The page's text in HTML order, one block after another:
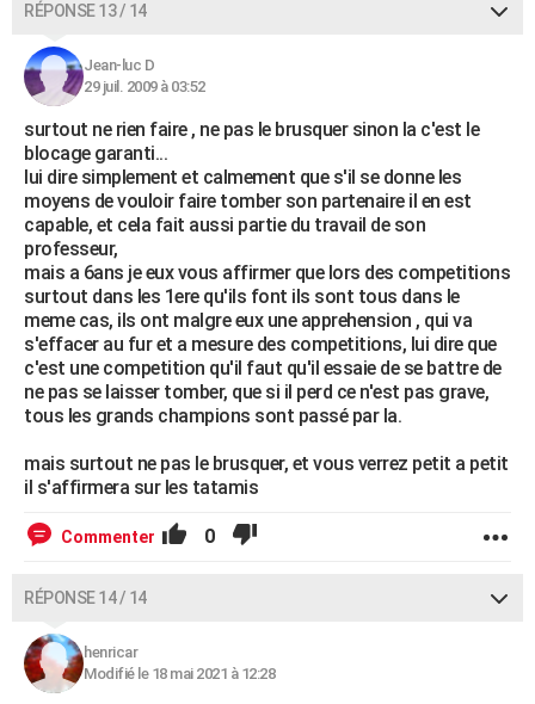
RÉPONSE 13 / 14
Jean-luc D
29 juil. 2009 à 03:52
surtout ne rien faire , ne pas le brusquer sinon la c'est le
blocage garanti...
lui dire simplement et calmement que s'il se donne les
moyens de vouloir faire tomber son partenaire il en est
capable, et cela fait aussi partie du travail de son
professeur,
mais a 6ans je eux vous affirmer que lors des competitions
surtout dans les 1ere qu'ils font ils sont tous dans le
meme cas, ils ont malgre eux une apprehension , qui va
s'effacer au fur et a mesure des competitions, lui dire que
c'est une competition qu'il faut qu'il essaie de se battre de
ne pas se laisser tomber, que si il perd ce n'est pas grave,
tous les grands champions sont passé par la.
mais surtout ne pas le brusquer, et vous verrez petit a petit
il s'affirmera sur les tatamis
Commenter 0
RÉPONSE 14 / 14
henricar
Modifié le 18 mai 2021 à 12:28